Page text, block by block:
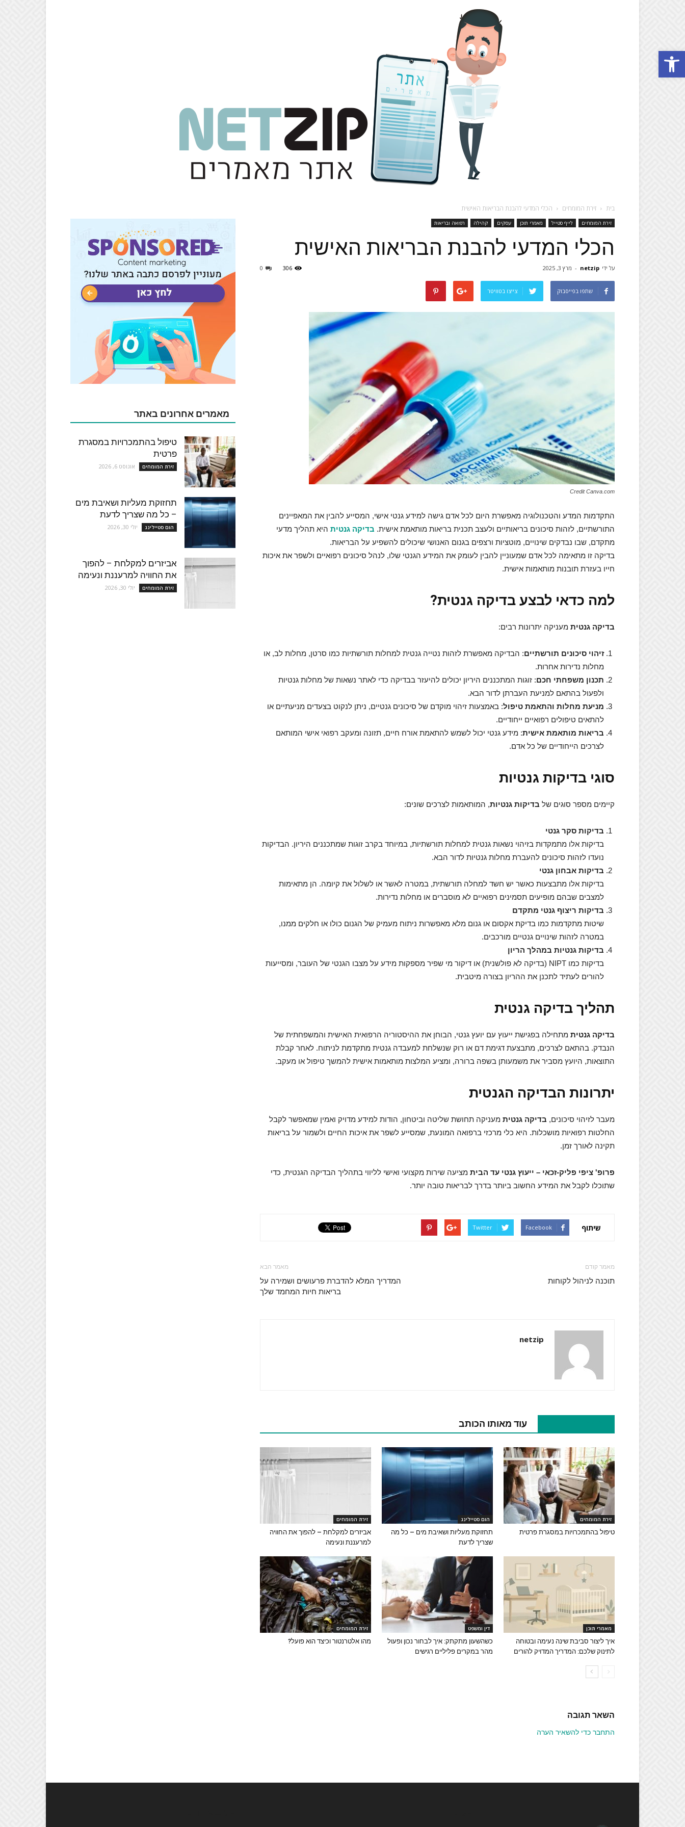
Open toolbar
netzip
בית זירת המומחים הכלי המדעי להבנת הבריאות האישית
זירת המומחים לייף סטייל מאמרי תוכן עסקים קהילה רפואה ובריאות
הכלי המדעי להבנת הבריאות האישית
על ידי netzip
- מרץ 3, 2025 0 306
שתפו בפייסבוק צייצו בטוויטר
Credit Canva.com
התקדמות המדע והטכנולוגיה מאפשרת היום לכל אדם גישה למידע גנטי אישי, המסייע להבין את המאפיינים
התורשתיים, לזהות סיכונים בריאותיים ולעצב תכנית בריאות מותאמת אישית. בדיקה גנטית היא תהליך מדעי
מתקדם, שבו נבדקים שינויים, מוטציות ורצפים בגנום האנושי שיכולים להשפיע על הבריאות.
בדיקה זו מתאימה לכל אדם שמעוניין להבין לעומק את המידע הגנטי שלו, לנהל סיכונים רפואיים ולשפר את איכות
חייו בעזרת תובנות מותאמות אישית.
למה כדאי לבצע בדיקה גנטית?
בדיקה גנטית מעניקה יתרונות רבים:
זיהוי סיכונים תורשתיים: הבדיקה מאפשרת לזהות נטייה גנטית למחלות תורשתיות כמו סרטן, מחלות לב, או
מחלות נדירות אחרות.
תכנון משפחתי חכם: זוגות המתכננים היריון יכולים להיעזר בבדיקה כדי לאתר נשאות של מחלות גנטיות
ולפעול בהתאם למניעת העברתן לדור הבא.
מניעת מחלות והתאמת טיפול: באמצעות זיהוי מוקדם של סיכונים גנטיים, ניתן לנקוט בצעדים מניעתיים או
להתאים טיפולים רפואיים ייחודיים.
בריאות מותאמת אישית: מידע גנטי יכול לשמש להתאמת אורח חיים, תזונה ומעקב רפואי אישי המותאם
לצרכים הייחודיים של כל אדם.
סוגי בדיקות גנטיות
קיימים מספר סוגים של בדיקות גנטיות, המותאמות לצרכים שונים:
בדיקות סקר גנטי
בדיקות אלו מתמקדות בזיהוי נשאות גנטית למחלות תורשתיות, במיוחד בקרב זוגות שמתכננים היריון. הבדיקות
נועדו לזהות סיכונים להעברת מחלות גנטיות לדור הבא.
בדיקות אבחון גנטי
בדיקות אלו מתבצעות כאשר יש חשד למחלה תורשתית, במטרה לאשר או לשלול את קיומה. הן מתאימות
למצבים שבהם מופיעים תסמינים רפואיים לא מוסברים או מחלות נדירות.
בדיקות ריצוף גנטי מתקדם
שיטות מתקדמות כמו בדיקת אקסום או גנום מלא מאפשרות ניתוח מעמיק של הגנום כולו או חלקים ממנו,
במטרה לזהות שינויים גנטיים מורכבים.
בדיקות גנטיות במהלך הריון
בדיקות כמו NIPT (בדיקה לא פולשנית) או דיקור מי שפיר מספקות מידע על מצבו הגנטי של העובר, ומסייעות
להורים לעתיד לתכנן את ההריון בצורה מיטבית.
תהליך בדיקה גנטית
בדיקה גנטית מתחילה בפגישת ייעוץ עם יועץ גנטי, הבוחן את ההיסטוריה הרפואית האישית והמשפחתית של
הנבדק. בהתאם לצרכים, מתבצעת דגימת דם או רוק שנשלחת למעבדה גנטית מתקדמת לניתוח. לאחר קבלת
התוצאות, היועץ מסביר את משמעותן בשפה ברורה, ומציע המלצות מותאמות אישית להמשך טיפול או מעקב.
יתרונות הבדיקה הגנטית
מעבר לזיהוי סיכונים, בדיקה גנטית מעניקה תחושת שליטה וביטחון, הודות למידע מדויק ואמין שמאפשר לקבל
החלטות רפואיות מושכלות. היא כלי מרכזי ברפואה המונעת, שמסייע לשפר את איכות החיים ולשמור על בריאות
תקינה לאורך זמן.
פרופ' ציפי פליק-זכאי – ייעוץ גנטי עד הבית מציעה שירות מקצועי ואישי לליווי בתהליך הבדיקה הגנטית, כדי
שתוכלו לקבל את המידע החשוב ביותר בדרך לבריאות טובה יותר.
שיתוף Facebook
Twitter
מאמר קודם
תוכנה לניהול לקוחות
מאמר הבא
המדריך המלא להדברת פרעושים ושמירה על
בריאות חיות המחמד שלך
netzip
עוד מאותו הכותב
זירת המומחים
טיפול בהתמכרויות במסגרת פרטית
הום סטיילינג
תחזוקת מעליות ושאיבת מים – כל מה
שצריך לדעת
זירת המומחים
אביזרים למקלחת – להפוך את החוויה
למרעננת ונעימה
מאמרי תוכן
איך ליצור סביבת שינה נעימה ובטוחה
לתינוק שלכם: המדריך המדויק להורים
דין ומשפט
כשהשעון מתקתק: איך לבחור נכון ופעול
מהר במקרים פליליים רגישים
זירת המומחים
מהו אלטרנטור וכיצד הוא פועל?
השאר תגובה
התחבר כדי להשאיר הערה
מאמרים אחרונים באתר
טיפול בהתמכרויות במסגרת
פרטית
זירת המומחים אוגוסט 6, 2026
תחזוקת מעליות ושאיבת מים
– כל מה שצריך לדעת
הום סטיילינג יולי 30, 2026
אביזרים למקלחת – להפוך
את החוויה למרעננת ונעימה
זירת המומחים יולי 30, 2026